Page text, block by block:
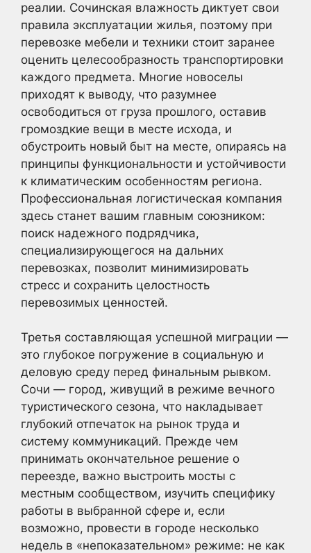
реалии. Сочинская влажность диктует свои
правила эксплуатации жилья, поэтому при
перевозке мебели и техники стоит заранее
оценить целесообразность транспортировки
каждого предмета. Многие новоселы
приходят к выводу, что разумнее
освободиться от груза прошлого, оставив
громоздкие вещи в месте исхода, и
обустроить новый быт на месте, опираясь на
принципы функциональности и устойчивости
к климатическим особенностям региона.
Профессиональная логистическая компания
здесь станет вашим главным союзником:
поиск надежного подрядчика,
специализирующегося на дальних
перевозках, позволит минимизировать
стресс и сохранить целостность
перевозимых ценностей.
Третья составляющая успешной миграции —
это глубокое погружение в социальную и
деловую среду перед финальным рывком.
Сочи — город, живущий в режиме вечного
туристического сезона, что накладывает
глубокий отпечаток на рынок труда и
систему коммуникаций. Прежде чем
принимать окончательное решение о
переезде, важно выстроить мосты с
местным сообществом, изучить специфику
работы в выбранной сфере и, если
возможно, провести в городе несколько
недель в «непоказательном» режиме: не как